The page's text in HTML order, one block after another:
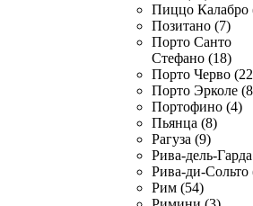
Пиццо Калабро
Позитано (7)
Порто Санто
Стефано (18)
Порто Черво
Порто Эрколе
Портофино (4)
Пьянца (8)
Рагуза (9)
Рива-дель-
Рива-ди-Сольто
Рим (54)